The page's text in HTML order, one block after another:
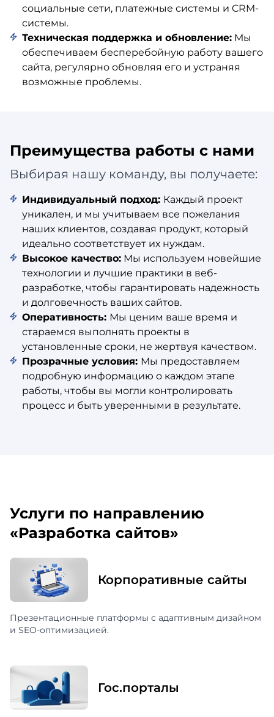
социальные сети, платежные системы и CRM-
системы.
Техническая поддержка и обновление: Мы
обеспечиваем бесперебойную работу вашего
сайта, регулярно обновляя его и устраняя
возможные проблемы.
Преимущества работы с нами
Выбирая нашу команду, вы получаете:
Индивидуальный подход: Каждый проект
уникален, и мы учитываем все пожелания
наших клиентов, создавая продукт, который
идеально соответствует их нуждам.
Высокое качество: Мы используем новейшие
технологии и лучшие практики в веб-
разработке, чтобы гарантировать надежность
и долговечность ваших сайтов.
Оперативность: Мы ценим ваше время и
стараемся выполнять проекты в
установленные сроки, не жертвуя качеством.
Прозрачные условия: Мы предоставляем
подробную информацию о каждом этапе
работы, чтобы вы могли контролировать
процесс и быть уверенными в результате.
Услуги по направлению
«Разработка сайтов»
Корпоративные сайты
Презентационные платформы с адаптивным дизайном
и SEO-оптимизацией.
Гос.порталы